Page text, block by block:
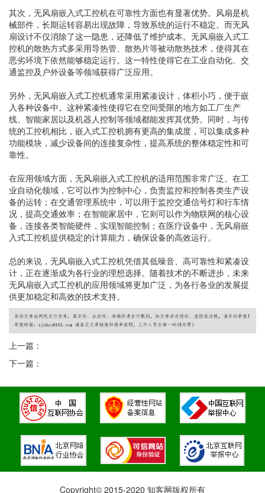
其次，无风扇嵌入式工控机在可靠性方面也有显著优势。风扇是机
械部件，长期运转容易出现故障，导致系统的运行不稳定。而无风
扇设计不仅消除了这一隐患，还降低了维护成本。无风扇嵌入式工
控机的散热方式多采用导热管、散热片等被动散热技术，使得其在
恶劣环境下依然能够稳定运行。这一特性使得它在工业自动化、交
通监控及户外设备等领域获得广泛应用。
另外，无风扇嵌入式工控机通常采用紧凑设计，体积小巧，便于嵌
入各种设备中。这种紧凑性使得它在空间受限的地方如工厂生产
线、智能家居以及机器人控制等领域都能发挥其优势。同时，与传
统的工控机相比，嵌入式工控机拥有更高的集成度，可以集成多种
功能模块，减少设备间的连接复杂性，提高系统的整体稳定性和可
靠性。
在应用领域方面，无风扇嵌入式工控机的适用范围非常广泛。在工
业自动化领域，它可以作为控制中心，负责监控和控制各类生产设
备的运转；在交通管理系统中，可以用于监控交通信号灯和行车情
况，提高交通效率；在智能家居中，它则可以作为物联网的核心设
备，连接各类智能硬件，实现智能控制；在医疗设备中，无风扇嵌
入式工控机提供稳定的计算能力，确保设备的高效运行。
总的来说，无风扇嵌入式工控机凭借其低噪音、高可靠性和紧凑设
计，正在逐渐成为各行业的理想选择。随着技术的不断进步，未来
无风扇嵌入式工控机的应用领域将更加广泛，为各行各业的发展提
供更加稳定和高效的技术支持。
上一篇：
下一篇：
Copyright© 2015-2020 知客网版权所有